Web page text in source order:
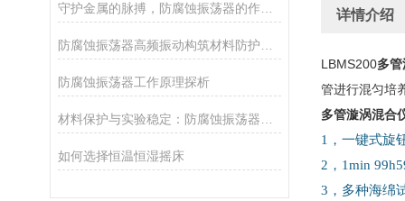
守护金属的脉搏，防腐蚀振荡器的作用解析
防腐蚀振荡器工作原理探析
如何选择恒温恒湿摇床
详情介绍
LBMS200多
管进行混匀培
多管漩涡混合
1，一键式旋
2， 1min 9
3，多种海绵